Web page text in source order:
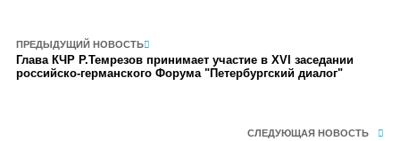
ПРЕДЫДУЩИЙ НОВОСТЬ
Глава КЧР Р.Темрезов принимает участие в XVI заседании
российско-германского Форума "Петербургский диалог"
СЛЕДУЮЩАЯ НОВОСТЬ